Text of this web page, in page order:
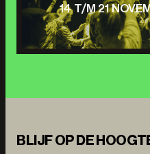
14 T/M 21
BLIJF OP DE